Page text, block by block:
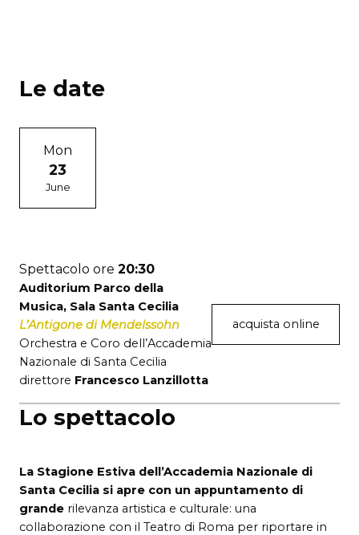
Lo spettacolo
La Stagione Estiva dell’Accademia Nazionale di
Santa Cecilia si apre con un appuntamento di
grande rilevanza artistica e culturale: una
collaborazione con il Teatro di Roma per riportare in
Le date
Mon
23
June
Spettacolo ore 20:30
Auditorium Parco della
Musica, Sala Santa Cecilia
L’Antigone di Mendelssohn
Orchestra e Coro dell’Accademia
Nazionale di Santa Cecilia
direttore Francesco Lanzillotta
acquista online